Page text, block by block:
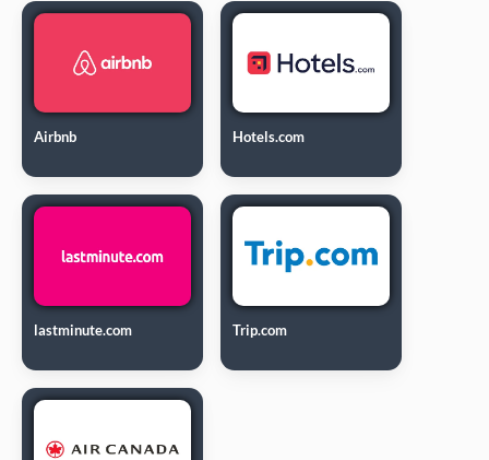
Airbnb Hotels.com
lastminute.com Trip.com